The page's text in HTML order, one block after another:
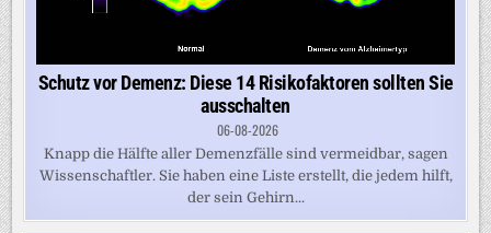
Schutz vor Demenz: Diese 14 Risikofaktoren sollten Sie
ausschalten
06-08-2026
Knapp die Hälfte aller Demenzfälle sind vermeidbar, sagen
Wissenschaftler. Sie haben eine Liste erstellt, die jedem hilft,
der sein Gehirn...